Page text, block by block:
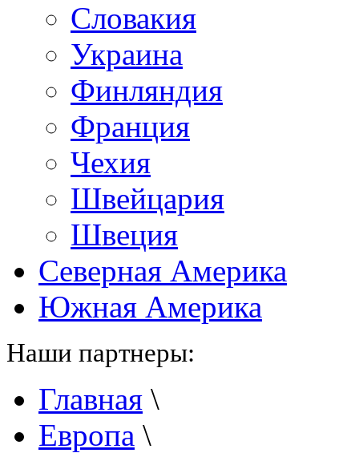
Словакия
Украина
Финляндия
Франция
Чехия
Швейцария
Швеция
Северная Америка
Южная Америка
Наши партнеры:
Главная \
Европа \